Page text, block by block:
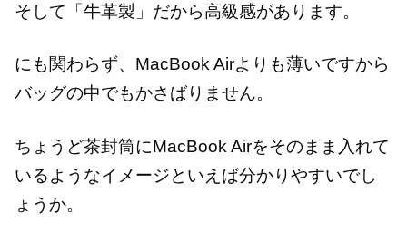
そして「牛革製」だから高級感があります。
にも関わらず、MacBook Airよりも薄いですから
バッグの中でもかさばりません。
ちょうど茶封筒にMacBook Airをそのまま入れて
いるようなイメージといえば分かりやすいでし
ょうか。